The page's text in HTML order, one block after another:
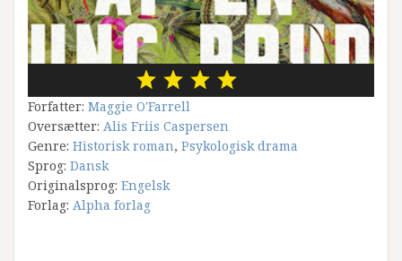
Forfatter: Maggie O'Farrell
Oversætter: Alis Friis Caspersen
Genre: Historisk roman, Psykologisk drama
Sprog: Dansk
Originalsprog: Engelsk
Forlag: Alpha forlag